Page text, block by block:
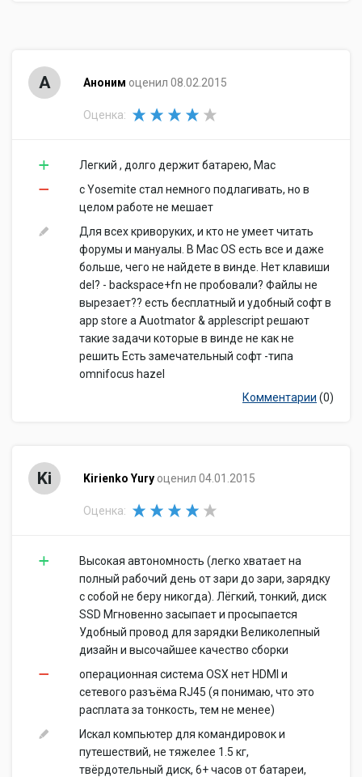
А Аноним оценил 08.02.2015
Оценка:
Легкий , долго держит батарею, Mac
c Yosemite стал немного подлагивать, но в
целом работе не мешает
Для всех криворуких, и кто не умеет читать
форумы и мануалы. В Mac OS есть все и даже
больше, чего не найдете в винде. Нет клавиши
del? - backspace+fn не пробовали? Файлы не
вырезает?? есть бесплатный и удобный софт в
app store а Auotmator & applescript решают
такие задачи которые в винде не как не
решить Есть замечательный софт -типа
omnifocus hazel
Комментарии (0)
Ki Kirienko Yury оценил 04.01.2015
Оценка:
Высокая автономность (легко хватает на
полный рабочий день от зари до зари, зарядку
с собой не беру никогда). Лёгкий, тонкий, диск
SSD Мгновенно засыпает и просыпается
Удобный провод для зарядки Великолепный
дизайн и высочайшее качество сборки
операционная система OSX нет HDMI и
сетевого разъёма RJ45 (я понимаю, что это
расплата за тонкость, тем не менее)
Искал компьютер для командировок и
путешествий, не тяжелее 1.5 кг,
твёрдотельный диск, 6+ часов от батареи,